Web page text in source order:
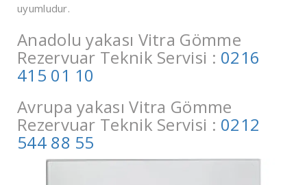
uyumludur.
Anadolu yakası Vitra Gömme
Rezervuar Teknik Servisi : 0216
415 01 10
Avrupa yakası Vitra Gömme
Rezervuar Teknik Servisi : 0212
544 88 55